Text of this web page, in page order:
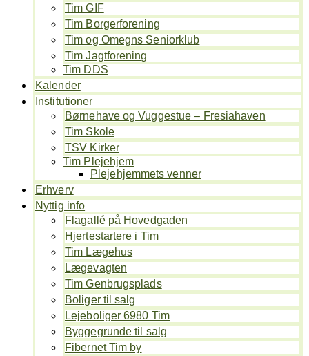
Tim GIF
Tim Borgerforening
Tim og Omegns Seniorklub
Tim Jagtforening
Tim DDS
Kalender
Institutioner
Børnehave og Vuggestue – Fresiahaven
Tim Skole
TSV Kirker
Tim Plejehjem
Plejehjemmets venner
Erhverv
Nyttig info
Flagallé på Hovedgaden
Hjertestartere i Tim
Tim Lægehus
Lægevagten
Tim Genbrugsplads
Boliger til salg
Lejeboliger 6980 Tim
Byggegrunde til salg
Fibernet Tim by